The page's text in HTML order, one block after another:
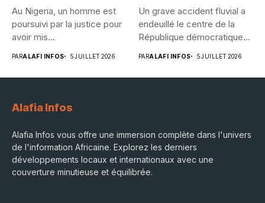
Au Nigeria, un homme est
poursuivi par la justice pour
avoir mis...
PARALAFI INFOS 5 JUILLET 2026
Un grave accident fluvial a
endeuillé le centre de la
République démocratique...
PARALAFI INFOS 5 JUILLET 2026
Alafia Infos
Alafia Infos vous offre une immersion complète dans l'univers
de l'information Africaine. Explorez les derniers
développements locaux et internationaux avec une
couverture minutieuse et équilibrée.